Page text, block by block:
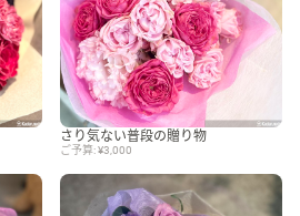
さり気ない普段の贈り物
ご予算: ¥3,000